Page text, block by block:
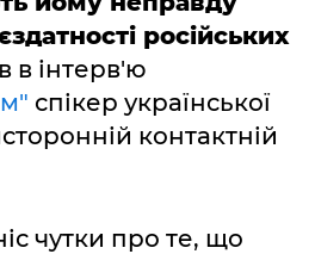
російських
в інтерв'ю
спікер української
контактній
чутки про те, що